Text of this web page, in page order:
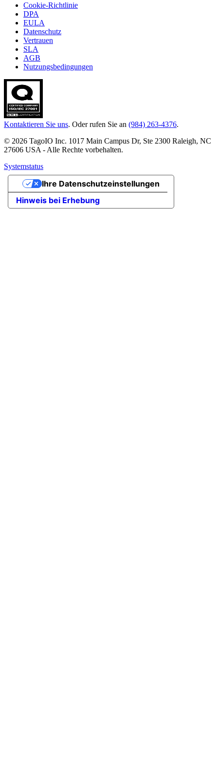
Cookie-Richtlinie
DPA
EULA
Datenschutz
Vertrauen
SLA
AGB
Nutzungsbedingungen
Kontaktieren Sie uns. Oder rufen Sie an (984) 263-4376.
© 2026 TagoIO Inc. 1017 Main Campus Dr, Ste 2300 Raleigh, NC
27606 USA - Alle Rechte vorbehalten.
Systemstatus
Hinweis bei Erhebung
Ihre Datenschutzeinstellungen